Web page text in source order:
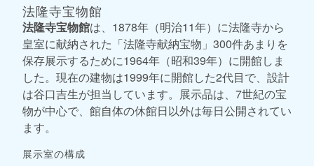
法隆寺宝物館
法隆寺宝物館は、1878年（明治11年）に法隆寺から
皇室に献納された「法隆寺献納宝物」300件あまりを
保存展示するために1964年（昭和39年）に開館しま
した。現在の建物は1999年に開館した2代目で、設計
は谷口吉生が担当しています。展示品は、7世紀の宝
物が中心で、館自体の休館日以外は毎日公開されてい
ます。
展示室の構成